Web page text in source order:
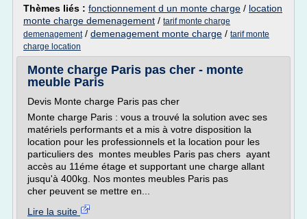
Thèmes liés : fonctionnement d un monte charge / location
monte charge demenagement / tarif monte charge
demenagement/ demenagement monte charge / tarif monte
charge location
Monte charge Paris pas cher - monte
meuble Paris
Devis Monte charge Paris pas cher
Monte charge Paris : vous a trouvé la solution avec ses
matériels performants et a mis à votre disposition la
location pour les professionnels et la location pour les
particuliers des montes meubles Paris pas chers ayant
accès au 11éme étage et supportant une charge allant
jusqu'à 400kg. Nos montes meubles Paris pas
cher peuvent se mettre en...
Lire la suite